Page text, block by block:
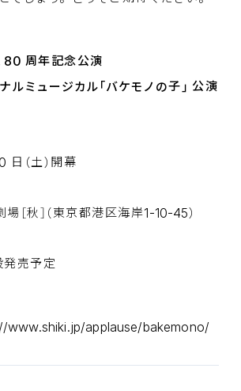
80 周年記念公演
ルミュージカル「バケモノの子 」 公演
日 （土） 開幕
場 ［秋］（東京都港区海岸1-10-45）
発売予定
www.shiki.jp/applause/bakemono/